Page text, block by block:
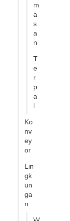
m
a
s
a
n
T
e
r
p
a
l
Ko
nv
ey
or
Lin
gk
un
ga
n